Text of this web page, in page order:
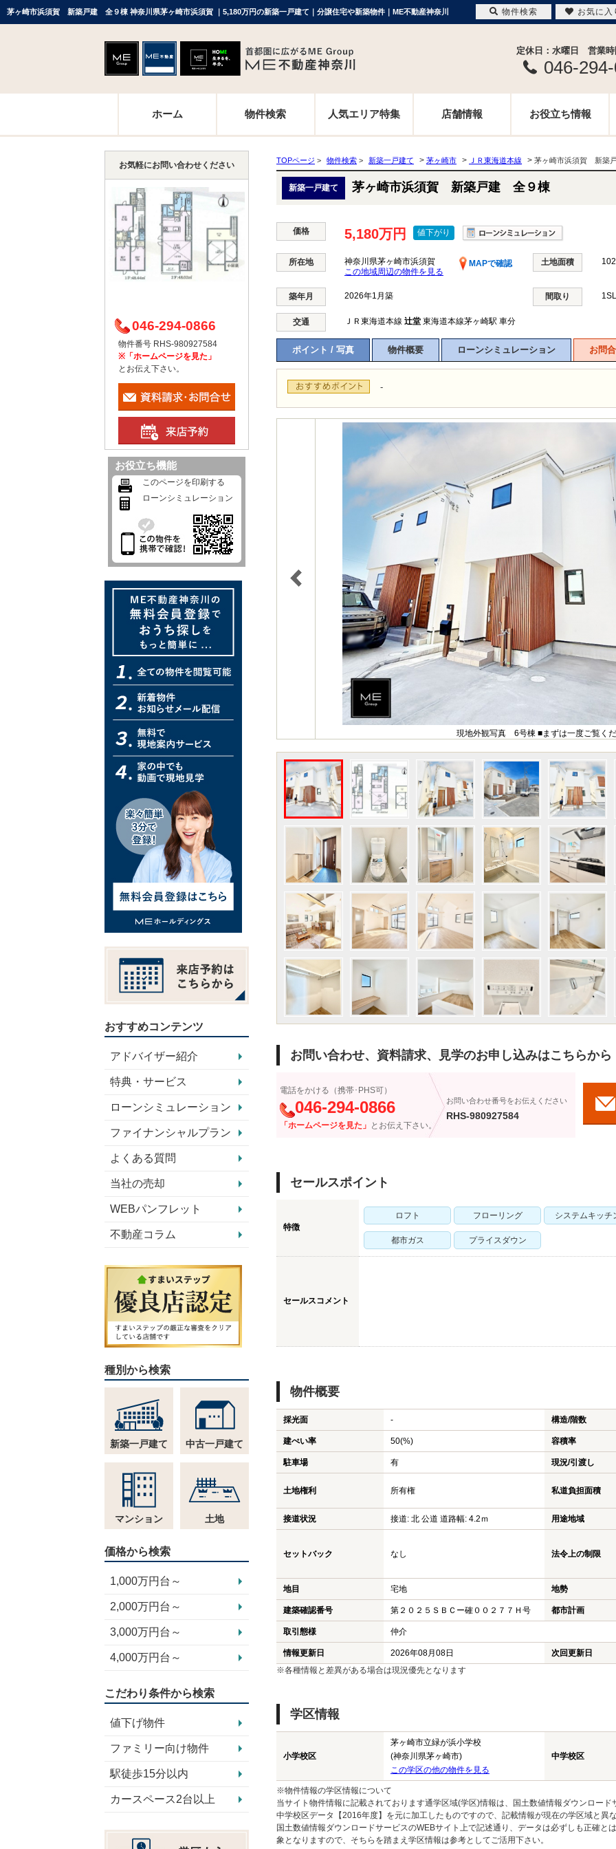
茅ヶ崎市浜須賀 新築戸建 全９棟 神奈川県茅ヶ崎市浜須賀 ｜5,180万円の新築一戸建て｜分譲住宅や新築物件｜ME不動産神奈川
定休日：水曜日 営業
046-
ホーム 物件検索 人気エリア特集 店舗情報 お役立ち情報
TOPページ > 物件検索 > 新築一戸建て > 茅ヶ崎市 > ＪＲ東海道本線 > 茅ヶ崎市浜須賀 新築
新築一戸建て 茅ヶ崎市浜須賀 新築戸建 全９棟
価格 5,180万円 値下がり
所在地 神奈川県茅ヶ崎市浜須賀
MAPで確認
この地域周辺の物件を見る
土地面積
築年月 2026年1月築 間取り
交通 ＪＲ東海道本線 辻堂 東海道本線茅ヶ崎駅 車分
ポイント / 写真 物件概要 ローンシミュレーション お問
-
現地外観写真 6号棟 ■まずは一度ご覧く
お問い合わせ、資料請求、見学のお申し込みはこちらから
電話をかける（携帯･PHS可）
046-294-0866
「ホームページを見た」 とお伝え下さい。
お問い合わせ番号をお伝えください
RHS-980927584
セールスポイント
特徴
ロフト フローリング システムキッチ
都市ガス プライスダウン
セールスコメント
物件概要
採光面 - 構造/階数
建ぺい率 50(%) 容積率
駐車場 有 現況/引渡し
土地権利 所有権 私道負担面積
接道状況 接道: 北 公道 道路幅: 4.2ｍ 用途地域
セットバック なし 法令上の制限
地目 宅地 地勢
建築確認番号 第２０２５ＳＢＣー確００２７７Ｈ号 都市計画
取引態様 仲介
情報更新日 2026年08月08日
次回更新日
※各種情報と差異がある場合は現況優先となります
学区情報
小学校区
茅ヶ崎市立緑が浜小学校
(神奈川県茅ヶ崎市)
この学区の他の物件を見る
中学校区
※物件情報の学区情報について
当サイト物件情報に記載されております通学区域(学区)情報は、国土数値情報ダウンロー
中学校区データ【2016年度】を元に加工したものですので、記載情報が現在の学区域と異
国土数値情報ダウンロードサービスのWEBサイト上で記述通り、データは必ずしも正確と
象となりますので、そちらを踏まえ学区情報は参考としてご活用下さい。
お気軽にお問い合わせください
046-294-0866
物件番号 RHS-980927584
※「ホームページを見た」
とお伝え下さい。
お役立ち機能
このページを印刷する
ローンシミュレーション
おすすめコンテンツ
アドバイザー紹介
特典・サービス
ローンシミュレーション
ファイナンシャルプラン
よくある質問
当社の売却
WEBパンフレット
不動産コラム
種別から検索
新築一戸建て 中古一戸建て
マンション 土地
価格から検索
1,000万円台～
2,000万円台～
3,000万円台～
4,000万円台～
こだわり条件から検索
値下げ物件
ファミリー向け物件
駅徒歩15分以内
カースペース2台以上
物件検索 お気に入